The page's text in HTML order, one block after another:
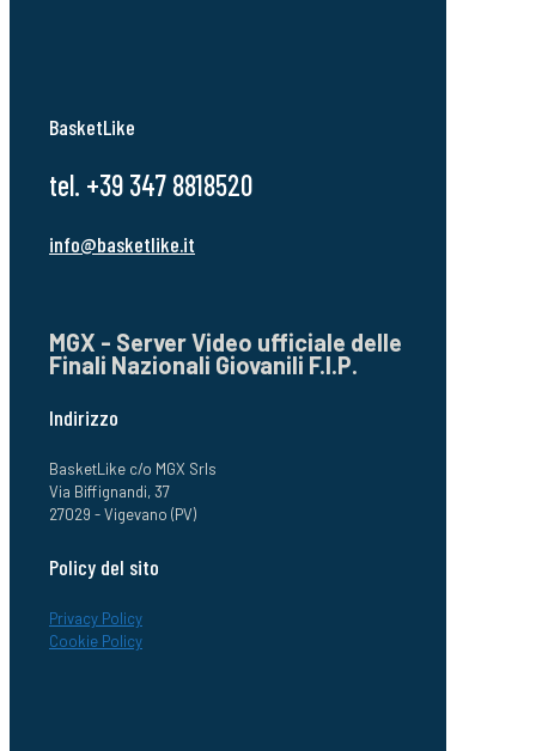
BasketLike
tel. +39 347 8818520
info@basketlike.it
MGX - Server Video ufficiale delle
Finali Nazionali Giovanili F.I.P.
Indirizzo
BasketLike c/o MGX Srls
Via Biffignandi, 37
27029 - Vigevano (PV)
Policy del sito
Privacy Policy
Cookie Policy